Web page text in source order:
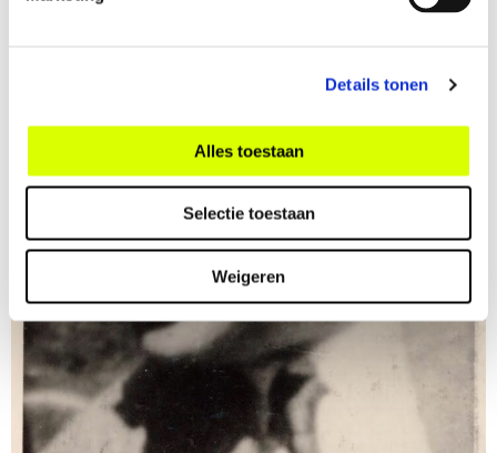
Details tonen
Alles toestaan
Selectie toestaan
Weigeren